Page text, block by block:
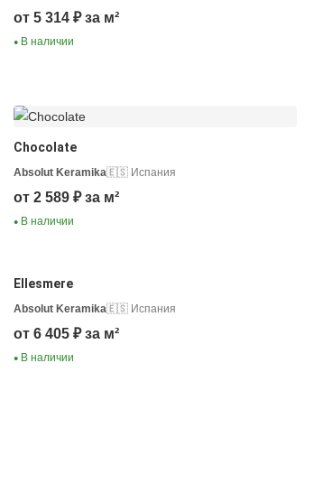
от 5 314 ₽ за м²
● В наличии
Chocolate
Absolut Keramika🇪🇸 Испания
от 2 589 ₽ за м²
● В наличии
Ellesmere
Absolut Keramika🇪🇸 Испания
от 6 405 ₽ за м²
● В наличии